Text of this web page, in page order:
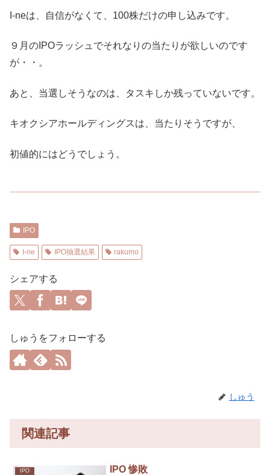
I-neは、自信がなくて、100株だけの申し込みです。
９月のIPOラッシュでそれなりの当たりが欲しいのです
が・・。
あと、当選しそうなのは、タスキしか残っていないです。
キオクシアホールディングスは、当たりそうですが、
初値的にはどうでしょう。
IPO
I-ne IPO抽選結果 rakumo
シェアする
しゅうをフォローする
しゅう
関連記事
IPO IPO 惨敗